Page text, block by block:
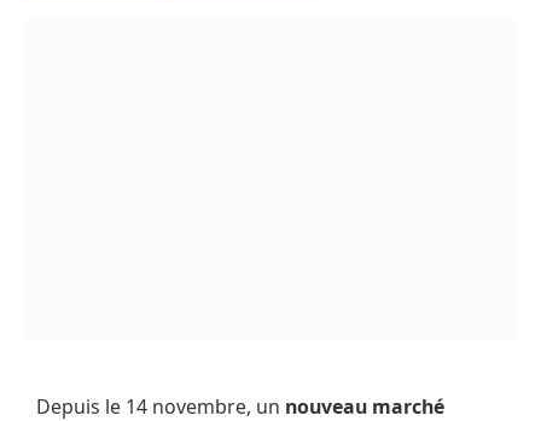
Depuis le 14 novembre, un nouveau marché